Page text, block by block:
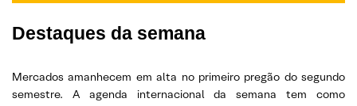
Destaques da semana
Mercados amanhecem em alta no primeiro pregão do segundo
semestre. A agenda internacional da semana tem como